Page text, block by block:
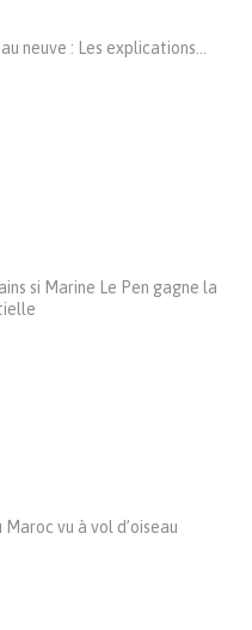
neuve : Les explications…
si Marine Le Pen gagne la
vu à vol d’oiseau